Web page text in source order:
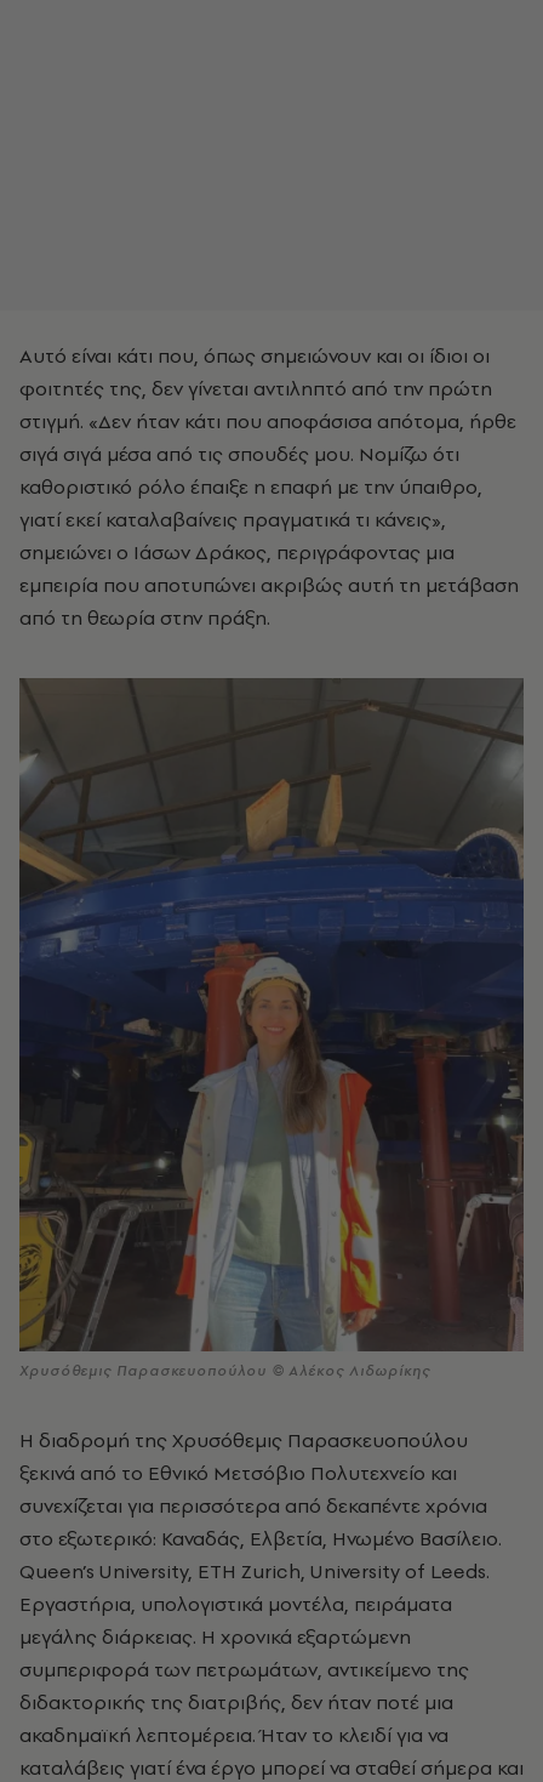
Αυτό είναι κάτι που, όπως σημειώνουν και οι ίδιοι οι
φοιτητές της, δεν γίνεται αντιληπτό από την πρώτη
στιγμή. «Δεν ήταν κάτι που αποφάσισα απότομα, ήρθε
σιγά σιγά μέσα από τις σπουδές μου. Νομίζω ότι
καθοριστικό ρόλο έπαιξε η επαφή με την ύπαιθρο,
γιατί εκεί καταλαβαίνεις πραγματικά τι κάνεις»,
σημειώνει ο Ιάσων Δράκος, περιγράφοντας μια
εμπειρία που αποτυπώνει ακριβώς αυτή τη μετάβαση
από τη θεωρία στην πράξη.
Χρυσόθεμις Παρασκευοπούλου © Αλέκος Λιδωρίκης
Η διαδρομή της Χρυσόθεμις Παρασκευοπούλου
ξεκινά από το Εθνικό Μετσόβιο Πολυτεχνείο και
συνεχίζεται για περισσότερα από δεκαπέντε χρόνια
στο εξωτερικό: Καναδάς, Ελβετία, Ηνωμένο Βασίλειο.
Queen’s University, ETH Zurich, University of Leeds.
Εργαστήρια, υπολογιστικά μοντέλα, πειράματα
μεγάλης διάρκειας. Η χρονικά εξαρτώμενη
συμπεριφορά των πετρωμάτων, αντικείμενο της
διδακτορικής της διατριβής, δεν ήταν ποτέ μια
ακαδημαϊκή λεπτομέρεια. Ήταν το κλειδί για να
καταλάβεις γιατί ένα έργο μπορεί να σταθεί σήμερα και